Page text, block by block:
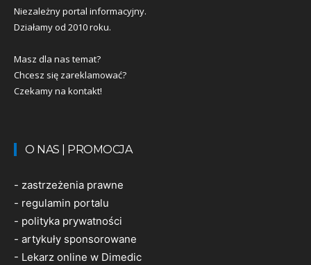
Niezależny portal informacyjny.
Działamy od 2010 roku.
Masz dla nas temat?
Chcesz się zareklamować?
Czekamy na kontakt!
O NAS | PROMOCJA
- zastrzeżenia prawne
- regulamin portalu
- polityka prywatności
- artykuły sponsorowane
- Lekarz online w Dimedic